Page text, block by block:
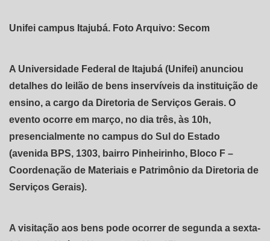
Unifei campus Itajubá. Foto Arquivo: Secom
A Universidade Federal de Itajubá (Unifei) anunciou
detalhes do leilão de bens inservíveis da instituição de
ensino, a cargo da Diretoria de Serviços Gerais. O
evento ocorre em março, no dia três, às 10h,
presencialmente no campus do Sul do Estado
(avenida BPS, 1303, bairro Pinheirinho, Bloco F –
Coordenação de Materiais e Patrimônio da Diretoria de
Serviços Gerais).
A visitação aos bens pode ocorrer de segunda a sexta-